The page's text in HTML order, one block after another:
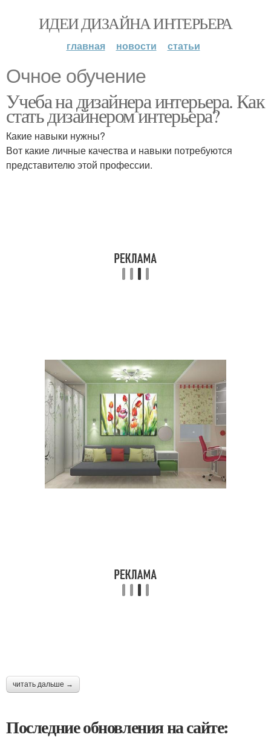
ИДЕИ ДИЗАЙНА ИНТЕРЬЕРА
главная новости статьи
Очное обучение
Учеба на дизайнера интерьера. Как
стать дизайнером интерьера?
Какие навыки нужны?
Вот какие личные качества и навыки потребуются
представителю этой профессии.
читать дальше →
Последние обновления на сайте: